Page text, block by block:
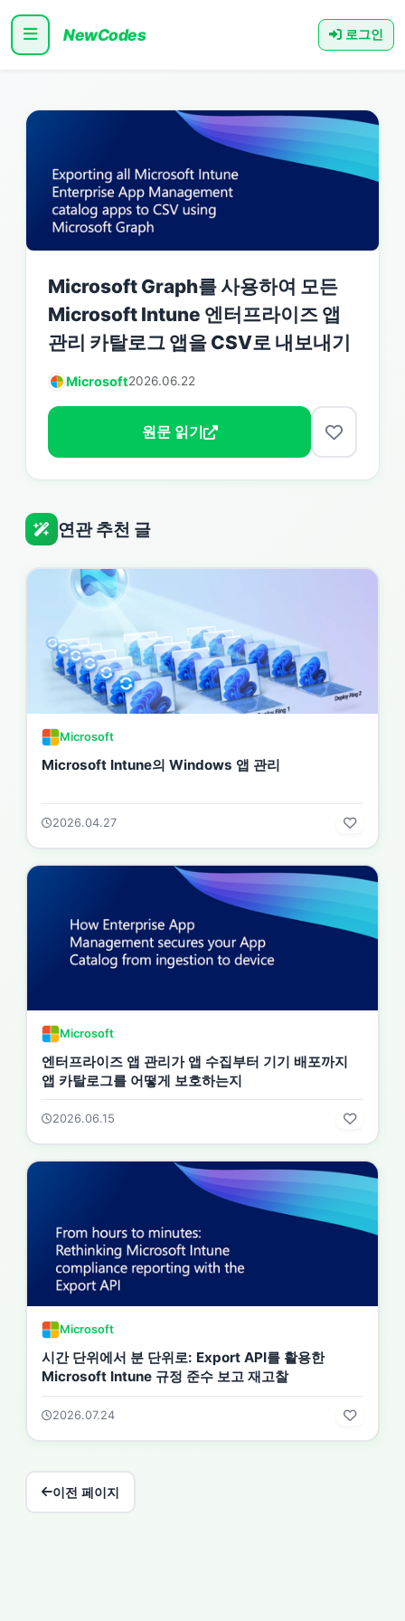
NewCodes 로그인
Microsoft Graph를 사용하여 모든
Microsoft Intune 엔터프라이즈 앱
관리 카탈로그 앱을 CSV로 내보내기
Microsoft2026.06.22
원문 읽기
연관 추천 글
Microsoft
Microsoft Intune의 Windows 앱 관리
2026.04.27
Microsoft
엔터프라이즈 앱 관리가 앱 수집부터 기기 배포까지
앱 카탈로그를 어떻게 보호하는지
2026.06.15
Microsoft
시간 단위에서 분 단위로: Export API를 활용한
Microsoft Intune 규정 준수 보고 재고찰
2026.07.24
이전 페이지